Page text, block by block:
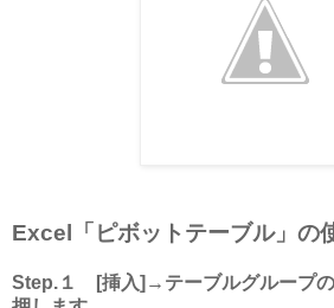
Excel「ピボットテーブル」の
Step.１ [挿入]→テーブルグループの